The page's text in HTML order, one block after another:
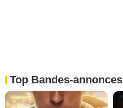
Top Bandes-annonces